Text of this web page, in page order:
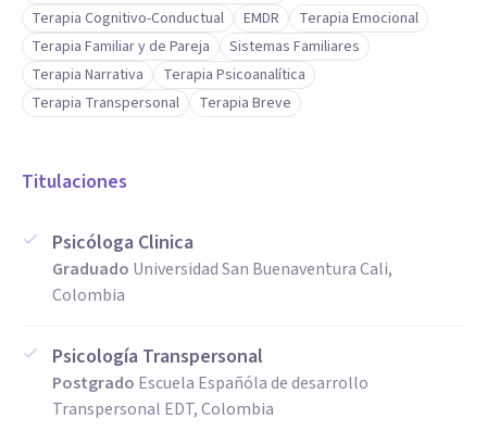
herramientas terapéuticas en formatos interactivos para la
gestión de la emoción y el pensamiento.
Terapia Cognitivo-Conductual
EMDR
Terapia Emocional
Terapia Familiar y de Pareja
Sistemas Familiares
Terapia Narrativa
Terapia Psicoanalítica
Terapia Transpersonal
Terapia Breve
Titulaciones
Psicóloga Clinica
Graduado Universidad San Buenaventura Cali,
Colombia
Psicología Transpersonal
Postgrado Escuela Españóla de desarrollo
Transpersonal EDT, Colombia